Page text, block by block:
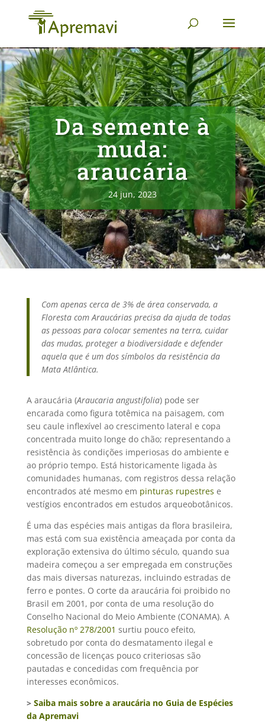
Da semente à
muda:
araucária
24 jun, 2023
Com apenas cerca de 3% de área conservada, a
Floresta com Araucárias precisa da ajuda de todas
as pessoas para colocar sementes na terra, cuidar
das mudas, proteger a biodiversidade e defender
aquela que é um dos símbolos da resistência da
Mata Atlântica.
A araucária (Araucaria angustifolia) pode ser
encarada como figura totêmica na paisagem, com
seu caule inflexível ao crescimento lateral e copa
concentrada muito longe do chão; representando a
resistência às condições imperiosas do ambiente e
ao próprio tempo. Está historicamente ligada às
comunidades humanas, com registros dessa relação
encontrados até mesmo em pinturas rupestres e
vestígios encontrados em estudos arqueobotânicos.
É uma das espécies mais antigas da flora brasileira,
mas está com sua existência ameaçada por conta da
exploração extensiva do último século, quando sua
madeira começou a ser empregada em construções
das mais diversas naturezas, incluindo estradas de
ferro e pontes. O corte da araucária foi proibido no
Brasil em 2001, por conta de uma resolução do
Conselho Nacional do Meio Ambiente (CONAMA). A
Resolução nº 278/2001 surtiu pouco efeito,
sobretudo por conta do desmatamento ilegal e
concessão de licenças pouco criteriosas são
pautadas e concedidas com frequência por
interesses econômicos.
> Saiba mais sobre a araucária no Guia de Espécies
da Apremavi